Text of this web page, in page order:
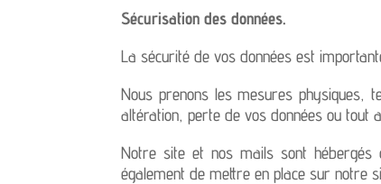
Sécurisation des données.
La sécurité de vos données est
Nous prenons les mesures physiques,
altération, perte de vos données ou tout
Notre site et nos mails sont hébergés
également de mettre en place sur notre